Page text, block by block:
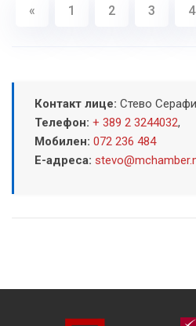
« 1 2 3 4
Контакт лице: Стево
Телефон: + 389 2 3244032,
Мобилен: 072 236 484
Е-адреса: